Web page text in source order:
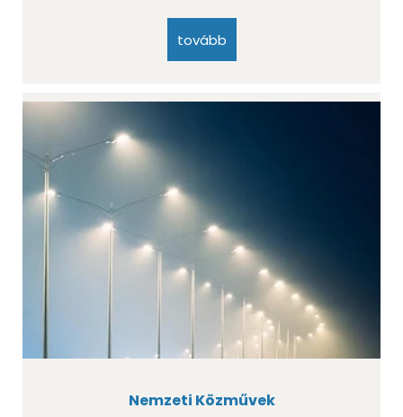
tovább
Nemzeti Közművek